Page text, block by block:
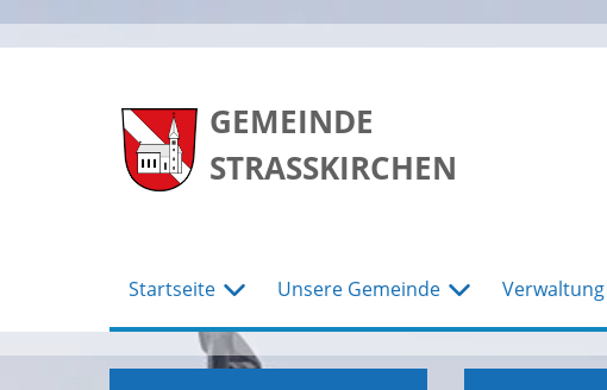
GEMEINDE
STRASSKIRCHEN
Startseite Unsere Gemeinde Verwaltung